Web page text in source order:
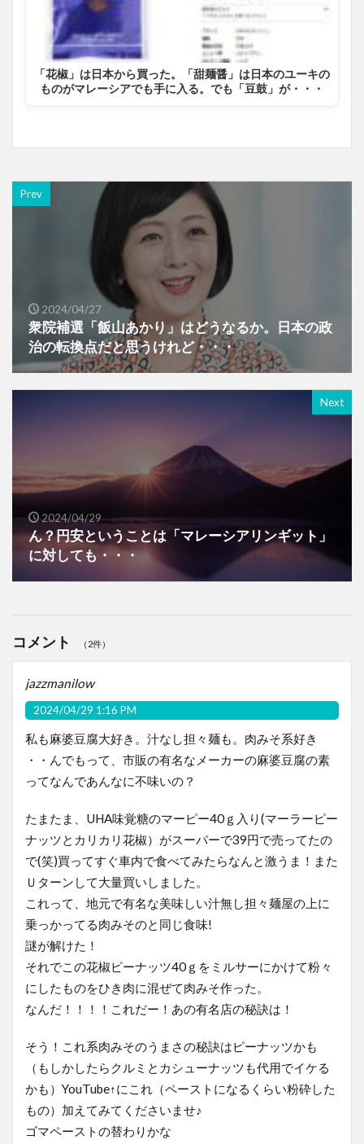
「花椒」は日本から買った。「甜麺醤」は日本のユーキの
ものがマレーシアでも手に入る。でも「豆鼓」が・・・
Prev
2024/04/27
衆院補選「飯山あかり」はどうなるか。日本の政
治の転換点だと思うけれど・・・
Next
2024/04/29
ん？円安ということは「マレーシアリンギット」
に対しても・・・
コメント （2件）
jazzmanilow
2024/04/29 1:16 PM
私も麻婆豆腐大好き。汁なし担々麺も。肉みそ系好き
・・んでもって、市販の有名なメーカーの麻婆豆腐の素
ってなんであんなに不味いの？
たまたま、UHA味覚糖のマーピー40ｇ入り(マーラーピー
ナッツとカリカリ花椒）がスーパーで39円で売ってたの
で(笑)買ってすぐ車内で食べてみたらなんと激うま！また
Ｕターンして大量買いしました。
これって、地元で有名な美味しい汁無し担々麺屋の上に
乗っかってる肉みそのと同じ食味!
謎が解けた！
それでこの花椒ピーナッツ40ｇをミルサーにかけて粉々
にしたものをひき肉に混ぜて肉みそ作った。
なんだ！！！！これだー！あの有名店の秘訣は！
そう！これ系肉みそのうまさの秘訣はピーナッツかも
（もしかしたらクルミとカシューナッツも代用でイケる
かも）YouTube↑にこれ（ペーストになるくらい粉砕した
もの）加えてみてくださいませ♪
ゴマペーストの替わりかな